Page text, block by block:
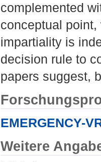
complemented
conceptual
impartiality is
decision rule to
papers suggest,
EMERGENCY-
Weitere